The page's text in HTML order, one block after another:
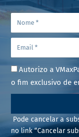
Autorizo a
o fim exclusivo de
Pode cancelar a
no link “Cancelar